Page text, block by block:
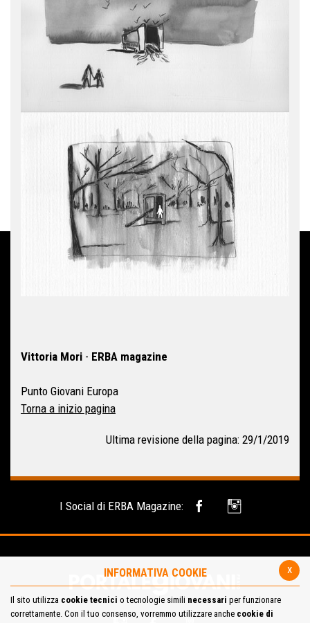
Vittoria Mori - ERBA magazine
Punto Giovani Europa
Torna a inizio pagina
Ultima revisione della pagina: 29/1/2019
I Social di ERBA Magazine:
x
INFORMATIVA COOKIE
Il sito utilizza cookie tecnici o tecnologie simili necessari per funzionare
correttamente. Con il tuo consenso, vorremmo utilizzare anche cookie di